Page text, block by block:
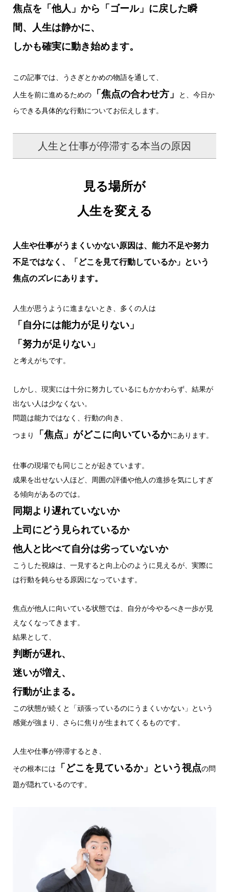
焦点を「他人」から「ゴール」に戻した瞬
間、人生は静かに、
しかも確実に動き始めます。
この記事では、うさぎとかめの物語を通して、
人生を前に進めるための「焦点の合わせ方」
と、今日か
らできる具体的な行動についてお伝えします。
人生と仕事が停滞する本当の原因
見る場所が
人生を変える
人生や仕事がうまくいかない原因は、能力不足や努力
不足ではなく、「どこを見て行動しているか」という
焦点のズレにあります。
人生が思うように進まないとき、多くの人は
「自分には能力が足りない」
「努力が足りない」
と考えがちです。
しかし、現実には十分に努力しているにもかかわらず、結果が
出ない人は少なくない。
問題は能力ではなく、行動の向き、
つまり 「焦点」がどこに向いているかにあります。
仕事の現場でも同じことが起きています。
成果を出せない人ほど、周囲の評価や他人の進捗を気にしすぎ
る傾向があるのでは。
同期より遅れていないか
上司にどう見られているか
他人と比べて自分は劣っていないか
こうした視線は、一見すると向上心のように見えるが、実際に
は行動を鈍らせる原因になっています。
焦点が他人に向いている状態では、自分が今やるべき一歩が見
えなくなってきます。
結果として、
判断が遅れ、
迷いが増え、
行動が止まる。
この状態が続くと「頑張っているのにうまくいかない」という
感覚が強まり、さらに焦りが生まれてくるものです。
人生や仕事が停滞するとき、
その根本には 「どこを見ているか」という視点の問
題が隠れているのです。